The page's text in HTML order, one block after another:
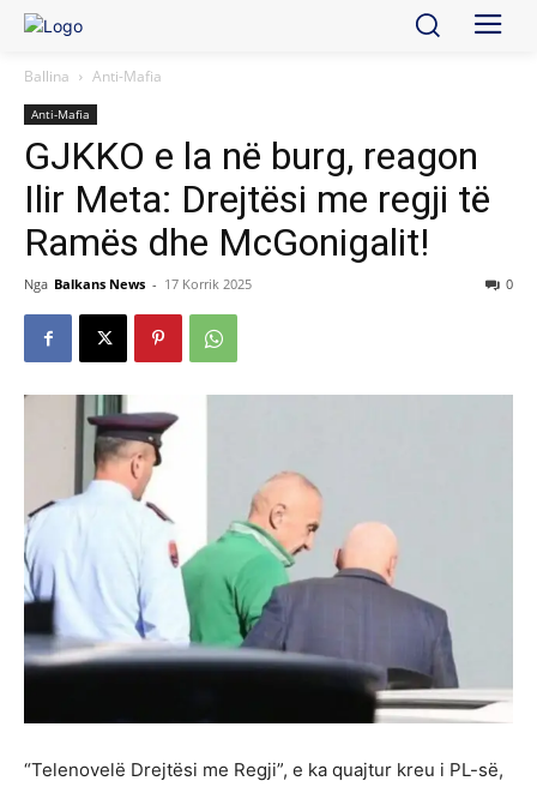
Ballina Anti-Mafia
Anti-Mafia
GJKKO e la në burg, reagon
Ilir Meta: Drejtësi me regji të
Ramës dhe McGonigalit!
Nga Balkans News - 17 Korrik 2025 0
“Telenovelë Drejtësi me Regji”, e ka quajtur kreu i PL-së,